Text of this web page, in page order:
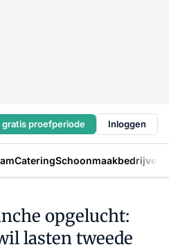
gratis proefperiode Inloggen
CateringSchoonmaakbedrijven
opgelucht:
lasten tweede